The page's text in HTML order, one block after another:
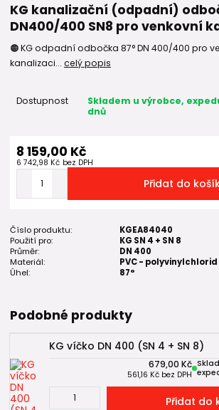
KG kanalizační (odpadní)
DN400/400 SN8 pro venkovní
🟠 KG odpadní odbočka 87° DN 400/400 pro
kanalizaci... celý popis
Dostupnost
Skladem u výrobce,
dnů
8 159,00 Kč
6 742,98 Kč bez DPH
Přidat do
Číslo produktu:
KGEA84040
Použití pro:
KG SN 4 + SN 8
Průměr:
DN 400
Materiál:
PVC - polyvinylchlorid
Úhel:
87°
Podobné produkty
KG víčko DN 400 (SN 4 + SN 8)
679,00 Kč
561,16 Kč bez DPH
Přidat do